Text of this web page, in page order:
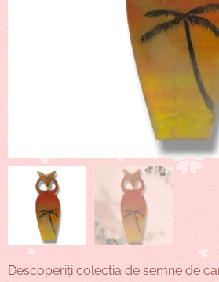
Descoperiți colecția de semne de